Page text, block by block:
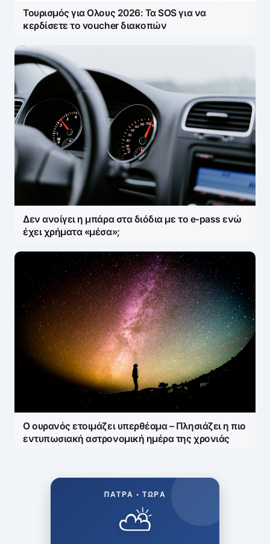
Τουρισμός για Ολους 2026: Τα SOS για να
κερδίσετε το voucher διακοπών
Δεν ανοίγει η μπάρα στα διόδια με το e-pass ενώ
έχει χρήματα «μέσα»;
Ο ουρανός ετοιμάζει υπερθέαμα – Πλησιάζει η πιο
εντυπωσιακή αστρονομική ημέρα της χρονιάς
ΠΆΤΡΑ • ΤΏΡΑ
⛅